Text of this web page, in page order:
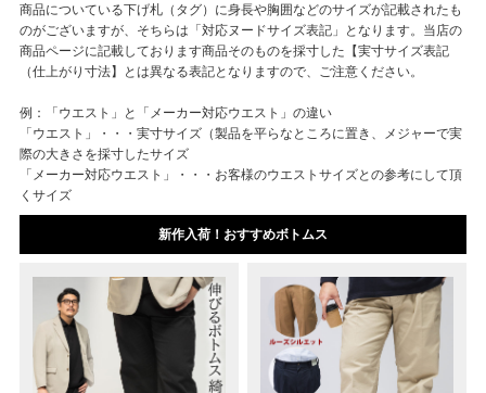
商品についている下げ札（タグ）に身長や胸囲などのサイズが記載されたも
のがございますが、そちらは「対応ヌードサイズ表記」となります。当店の
商品ページに記載しております商品そのものを採寸した【実寸サイズ表記
（仕上がり寸法】とは異なる表記となりますので、ご注意ください。
例：「ウエスト」と「メーカー対応ウエスト」の違い
「ウエスト」・・・実寸サイズ（製品を平らなところに置き、メジャーで実
際の大きさを採寸したサイズ
「メーカー対応ウエスト」・・・お客様のウエストサイズとの参考にして頂
くサイズ
新作入荷！おすすめボトムス